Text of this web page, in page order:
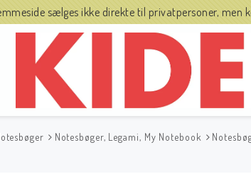
sælges ikke direkte til privatpersoner,
Notesbøger, Legami, My Notebook